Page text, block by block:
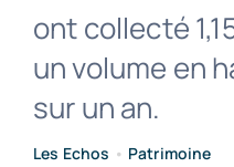
ont collecté
un volume en
sur un an.
Les Echos • Patrimoine